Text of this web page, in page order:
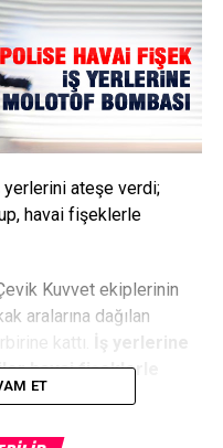
ateşe verdi;
havai fişeklerle
Kuvvet ekiplerinin
aralarına dağılan
kattı.
İş yerlerine
havai fişeklerle
ardından eylemciler ara
ET